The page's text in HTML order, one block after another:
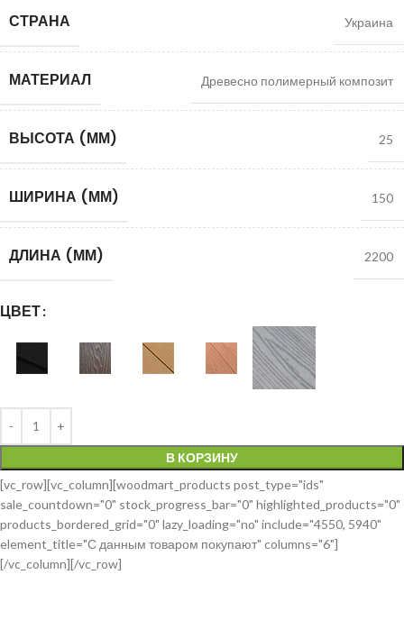
СТРАНА Украина
МАТЕРИАЛ Древесно полимерный композит
ВЫСОТА (ММ) 25
ШИРИНА (ММ) 150
ДЛИНА (ММ) 2200
ЦВЕТ
В КОРЗИНУ
[vc_row][vc_column][woodmart_products post_type="ids"
sale_countdown="0" stock_progress_bar="0" highlighted_products="0"
products_bordered_grid="0" lazy_loading="no" include="4550, 5940"
element_title="С данным товаром покупают" columns="6"]
[/vc_column][/vc_row]